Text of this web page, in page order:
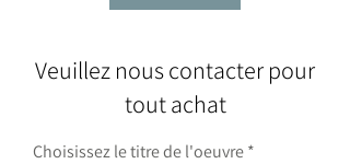
Veuillez nous contacter pour
tout achat
Choisissez le titre de l'oeuvre